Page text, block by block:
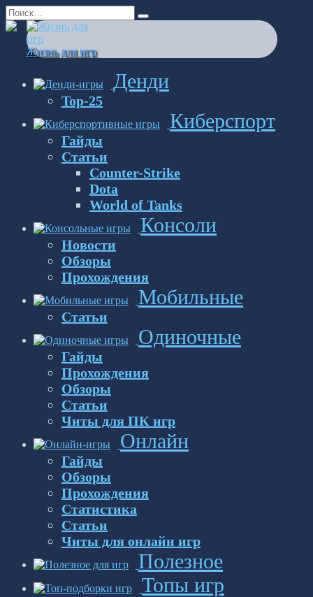
Перейти
к
содержанию
Search
for:
Жизнь для игр
Денди
Top-25
Киберспорт
Гайды
Статьи
Counter-Strike
Dota
World of Tanks
Консоли
Новости
Обзоры
Прохождения
Мобильные
Статьи
Одиночные
Гайды
Прохождения
Обзоры
Статьи
Читы для ПК игр
Онлайн
Гайды
Обзоры
Прохождения
Статистика
Статьи
Читы для онлайн игр
Полезное
Топы игр